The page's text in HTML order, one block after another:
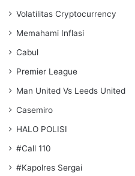
Volatilitas Cryptocurrency
Memahami Inflasi
Cabul
Premier League
Man United Vs Leeds United
Casemiro
HALO POLISI
#Call 110
#Kapolres Sergai